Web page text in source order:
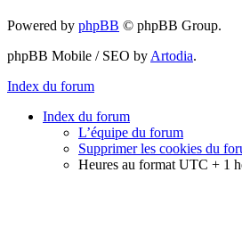
Powered by phpBB © phpBB Group.
phpBB Mobile / SEO by Artodia.
Index du forum
Index du forum
L’équipe du forum
Supprimer les cookies du
Heures au format UTC + 1